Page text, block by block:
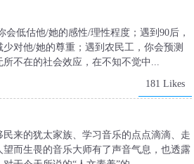
低估他/她的感性/理性程度；遇到90后，
对他/她的尊重；遇到农民工，你会预测
不在的社会效应，在不知不觉中...
181 Likes
来的犹太家族、学习音乐的点点滴滴、走
而生畏的音乐大师有了声音气息，也透露